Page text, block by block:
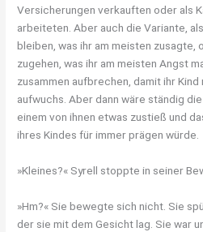
Versicherungen verkauften oder als
arbeiteten. Aber auch die Variante,
bleiben, was ihr am meisten zusagte,
zugehen, was ihr am meisten Angst
zusammen aufbrechen, damit ihr
aufwuchs. Aber dann wäre ständig
einem von ihnen etwas zustieß und
ihres Kindes für immer prägen würde.
»Kleines?« Syrell stoppte in seiner
»Hm?« Sie bewegte sich nicht. Sie
der sie mit dem Gesicht lag. Sie war